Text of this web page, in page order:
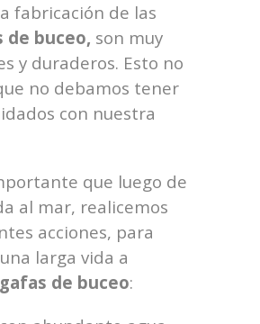
fabricación de las
de buceo, son muy
y duraderos. Esto no
no debamos tener
con nuestra
que luego de
al mar, realicemos
acciones, para
larga vida a
gafas de buceo: